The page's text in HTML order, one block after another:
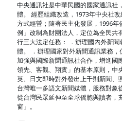
中央通訊社是中華民國的國家通訊社
體。 經歷組織改造，1973年中央社
方式經營；隨著民主化發展，1996年
例」改制為財團法人，定位為全民共
行三大法定任務： ．辦理國內外新
體。 ．辦理國家對外新聞通訊業務，
加強與國際新聞通訊社合作，增進國
領先、客觀、翔實」的基本原則，中
英、日文即時對外發出上千則新聞、
台灣唯一多語文新聞媒體，服務對象
從台灣民眾延伸至全球僑胞與讀者，
窗」。